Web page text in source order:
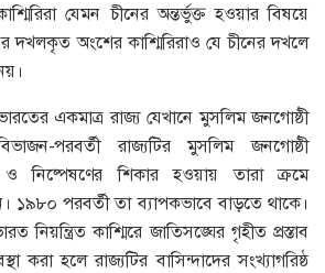
যেমন চীনের অন্তর্ভুক্ত হওয়ার বিষয়ে
দখলকৃত অংশের কাশ্মিরিরাও যে চীনের দখলে
ভারতের একমাত্র রাজ্য যেখানে মুসলিম জনগোষ্ঠী
পরবর্তী রাজ্যটির মুসলিম জনগোষ্ঠী
ও নিষ্পেষণের শিকার হওয়ায় তারা ক্রমে
১৯৮০ পরবর্তী তা ব্যাপকভাবে বাড়তে থাকে।
নিয়ন্ত্রিত কাশ্মিরে জাতিসঙ্ঘের গৃহীত প্রস্তাব
করা হলে রাজ্যটির বাসিন্দাদের সংখ্যাগরিষ্ঠ